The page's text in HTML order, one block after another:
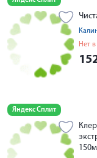
Нет
Яндекс Сплит